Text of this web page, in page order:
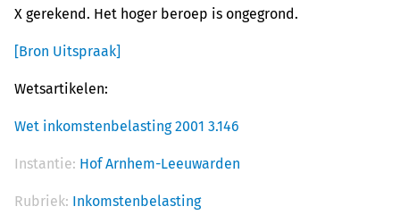
X gerekend. Het hoger beroep is ongegrond.
[Bron Uitspraak]
Wetsartikelen:
Wet inkomstenbelasting 2001 3.146
Instantie: Hof Arnhem-Leeuwarden
Rubriek: Inkomstenbelasting